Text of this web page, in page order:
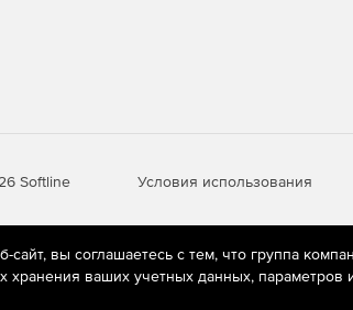
Softline Условия использования
технологии
(информационные
пользователей сети «Интернет»,
вы соглашаетесь с тем, что группа
хранения ваших учетных данных, параметров